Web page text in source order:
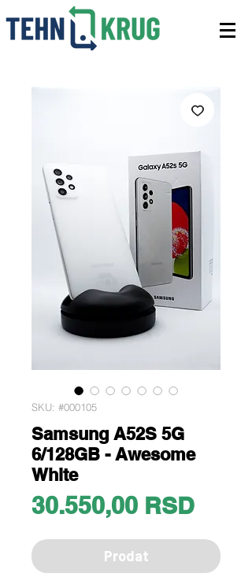
SKU: #000105
Samsung A52S 5G
6/128GB - Awesome
White
30.550,00 RSDPrice
Prodat